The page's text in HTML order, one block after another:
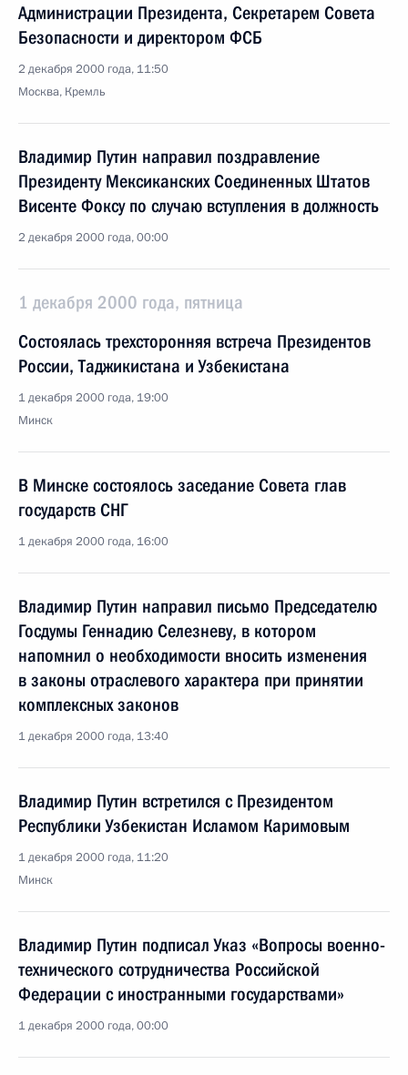
Администрации Президента, Секретарем Совета
Безопасности и директором ФСБ
2 декабря 2000 года, 11:50
Москва, Кремль
Владимир Путин направил поздравление
Президенту Мексиканских Соединенных Штатов
Висенте Фоксу по случаю вступления в должность
2 декабря 2000 года, 00:00
1 декабря 2000 года, пятница
Состоялась трехсторонняя встреча Президентов
России, Таджикистана и Узбекистана
1 декабря 2000 года, 19:00
Минск
В Минске состоялось заседание Совета глав
государств СНГ
1 декабря 2000 года, 16:00
Владимир Путин направил письмо Председателю
Госдумы Геннадию Селезневу, в котором
напомнил о необходимости вносить изменения
в законы отраслевого характера при принятии
комплексных законов
1 декабря 2000 года, 13:40
Владимир Путин встретился с Президентом
Республики Узбекистан Исламом Каримовым
1 декабря 2000 года, 11:20
Минск
Владимир Путин подписал Указ «Вопросы военно-
технического сотрудничества Российской
Федерации с иностранными государствами»
1 декабря 2000 года, 00:00